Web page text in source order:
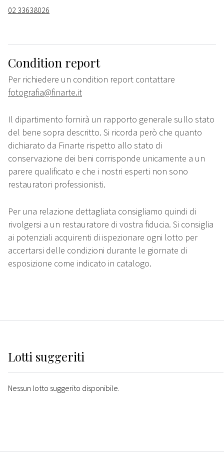
02 33638026
Condition report
Per richiedere un condition report contattare
fotografia@finarte.it
Il dipartimento fornirà un rapporto generale sullo stato
del bene sopra descritto. Si ricorda però che quanto
dichiarato da Finarte rispetto allo stato di
conservazione dei beni corrisponde unicamente a un
parere qualificato e che i nostri esperti non sono
restauratori professionisti.
Per una relazione dettagliata consigliamo quindi di
rivolgersi a un restauratore di vostra fiducia. Si consiglia
ai potenziali acquirenti di ispezionare ogni lotto per
accertarsi delle condizioni durante le giornate di
esposizione come indicato in catalogo.
Lotti suggeriti
Nessun lotto suggerito disponibile.